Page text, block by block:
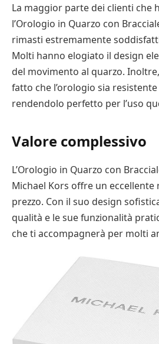
La maggior parte dei clienti che
l’Orologio in Quarzo con
rimasti estremamente
Molti hanno elogiato il design
del movimento al quarzo.
fatto che l’orologio sia resistente
rendendolo perfetto per l’uso
Valore complessivo
L’Orologio in Quarzo con
Michael Kors offre un
prezzo. Con il suo design
qualità e le sue funzionalità
che ti accompagnerà per molti